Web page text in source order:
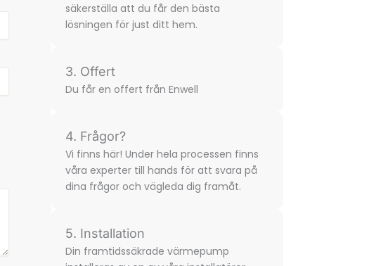
säkerställa att du får den bästa
lösningen för just ditt hem.
3. Offert
Du får en offert från Enwell
4. Frågor?
Vi finns här! Under hela processen finns
våra experter till hands för att svara på
dina frågor och vägleda dig framåt.
5. Installation
Din framtidssäkrade värmepump